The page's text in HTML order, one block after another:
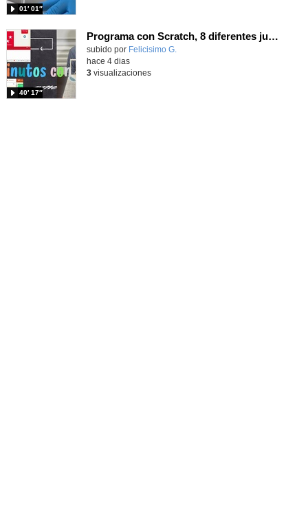
01′ 01″
Programa con Scratch, 8 diferentes juegos para vivir la emoción de los partidos de España en el mundial 2026
Contenido educativo.
subido por Felicisimo G.
40′ 17″
hace 4 dias
3visualizaciones